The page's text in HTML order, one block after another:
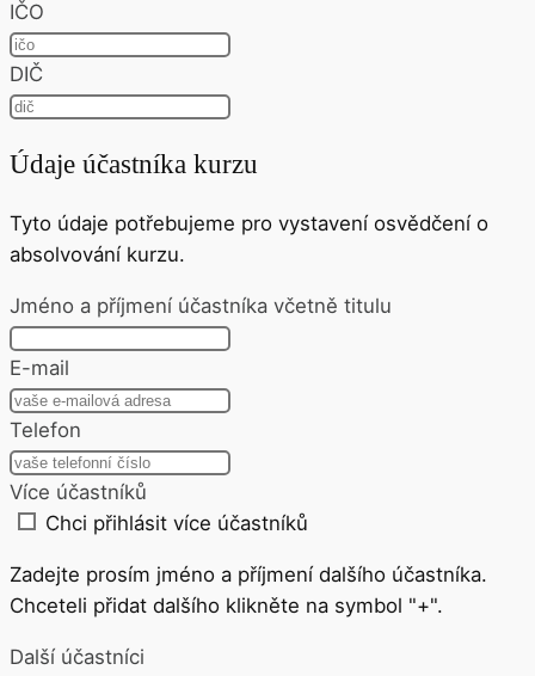
IČO
DIČ
Údaje účastníka kurzu
Tyto údaje potřebujeme pro vystavení osvědčení o
absolvování kurzu.
Jméno a příjmení účastníka včetně titulu
E-mail
Telefon
Více účastníků
Chci přihlásit více účastníků
Zadejte prosím jméno a příjmení dalšího účastníka.
Chceteli přidat dalšího klikněte na symbol "+".
Další účastníci